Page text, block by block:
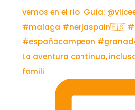
La aventura continua,
famili